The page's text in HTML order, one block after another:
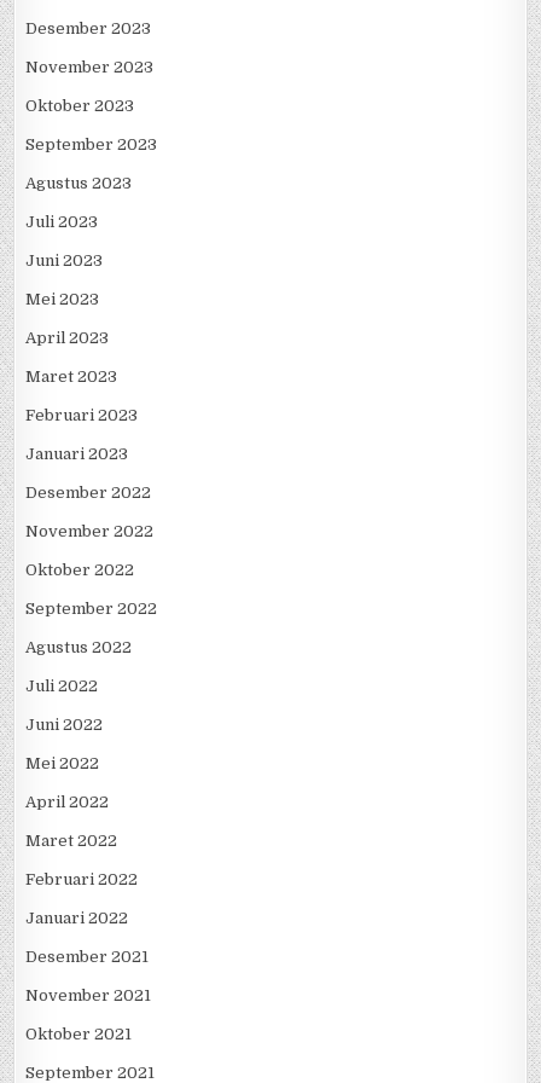
Desember 2023
November 2023
Oktober 2023
September 2023
Agustus 2023
Juli 2023
Juni 2023
Mei 2023
April 2023
Maret 2023
Februari 2023
Januari 2023
Desember 2022
November 2022
Oktober 2022
September 2022
Agustus 2022
Juli 2022
Juni 2022
Mei 2022
April 2022
Maret 2022
Februari 2022
Januari 2022
Desember 2021
November 2021
Oktober 2021
September 2021